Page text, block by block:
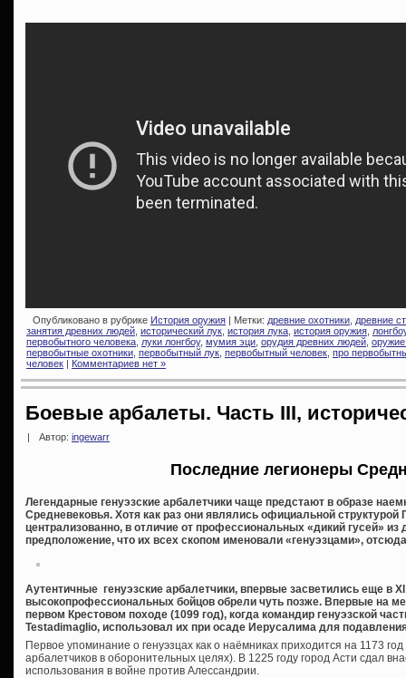
Опубликовано в рубрике История оружия | Метки: древние охотники древние
занятия древних людей исторический лук история лука история оружия
первобытного человека луки лонгбоу, мумия эци орудия древних людей
первобытные охотники первобытный лук первобытный человек про
человек | Комментариев нет »
Боевые арбалеты. Часть III,
| Автор: ingewarr
Последние легионеры
Легендарные генуэзские арбалетчики чаще предстают в образе
Средневековья. Хотя как раз они являлись официальной
централизованно, в отличие от профессиональных «дикий гусей» из
предположение, что их всех скопом именовали «генуэзцами»,
Аутентичные генуэзские арбалетчики, впервые засветились еще в
высокопрофессиональных бойцов обрели чуть позже. Впервые на
первом Крестовом походе (1099 год), когда командир генуэзской
Testadimaglio, использовал их при осаде Иерусалима для
Первое упоминание о генуэзцах как о наёмниках приходится на 1173
арбалетчиков в оборонительных целях). В 1225 году город Асти сдал
использования в войне против Алессандрии.